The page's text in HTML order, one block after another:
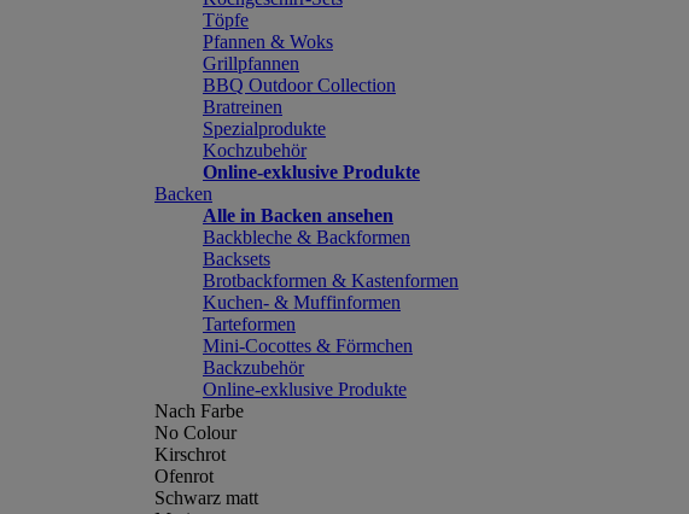
Töpfe
Pfannen & Woks
Grillpfannen
BBQ Outdoor Collection
Bratreinen
Spezialprodukte
Kochzubehör
Online-exklusive Produkte
Backen
Alle in Backen ansehen
Backbleche & Backformen
Backsets
Brotbackformen & Kastenformen
Kuchen- & Muffinformen
Tarteformen
Mini-Cocottes & Förmchen
Backzubehör
Online-exklusive Produkte
Nach Farbe
No Colour
Kirschrot
Ofenrot
Schwarz matt